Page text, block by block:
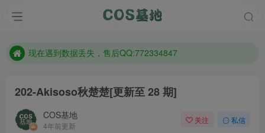
现在遇到数据丢失，售后QQ:772334847
防失联：百度搜索《趣画刊》，实时查看最新站点。
202-Akisoso秋楚楚[更新至 28 期]
COS基地
4年前更新
关注 私信